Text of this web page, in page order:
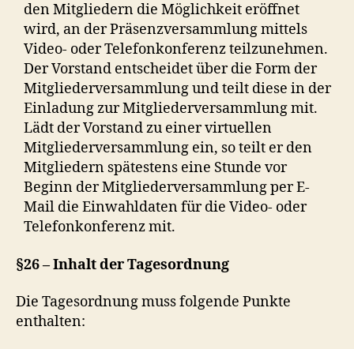
den Mitgliedern die Möglichkeit eröffnet
wird, an der Präsenzversammlung mittels
Video- oder Telefonkonferenz teilzunehmen.
Der Vorstand entscheidet über die Form der
Mitgliederversammlung und teilt diese in der
Einladung zur Mitgliederversammlung mit.
Lädt der Vorstand zu einer virtuellen
Mitgliederversammlung ein, so teilt er den
Mitgliedern spätestens eine Stunde vor
Beginn der Mitgliederversammlung per E-
Mail die Einwahldaten für die Video- oder
Telefonkonferenz mit.
§26 – Inhalt der Tagesordnung
Die Tagesordnung muss folgende Punkte
enthalten: